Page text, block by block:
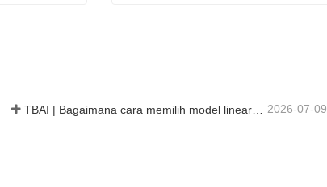
TBAI | Bagaimana cara memilih model linear guide yang tepat? 2026-07-09